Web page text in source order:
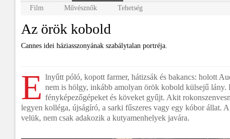
Film Művésznők Tehetség
Az örök kobold
Cannes idei háziasszonyának szabálytalan portréja.
E lnyűtt póló, kopott farmer, hátizsák és bakancs: holott
nem is hölgy, inkább amolyan örök kobold külsejű lány.
fényképezőgépeket és köveket gyűjt. Akit
legyen kolléga, újságíró, a sarki fűszeres vagy egy kóbor állat.
velük, nem csak adakozik a kutyamenhelyek javára.